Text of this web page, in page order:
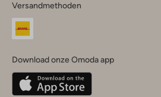
dein
Land
Belgique(Français)
Deutschland
Versandmethoden
Download onze Omoda app